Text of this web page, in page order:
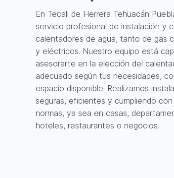
En Tecali de Herrera Tehuacán
servicio profesional de instalación y
calentadores de agua, tanto de gas
y eléctricos. Nuestro equipo está
asesorarte en la elección del
adecuado según tus necesidades,
espacio disponible. Realizamos
seguras, eficientes y cumpliendo
normas, ya sea en casas,
hoteles, restaurantes o negocios.